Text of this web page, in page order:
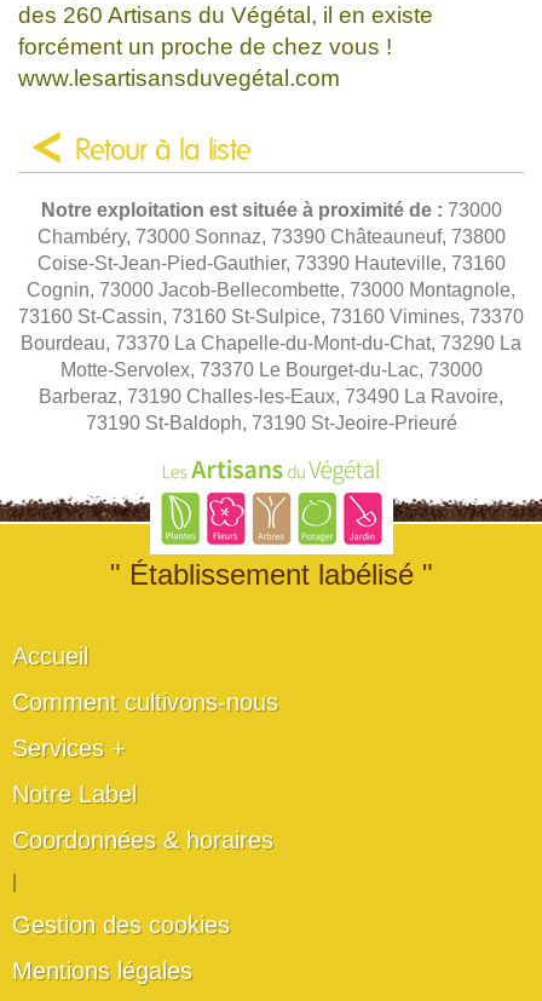
des 260 Artisans du Végétal, il en existe
forcément un proche de chez vous !
www.lesartisansduvegétal.com
Retour à la liste
Notre exploitation est située à proximité de : 73000
Chambéry, 73000 Sonnaz, 73390 Châteauneuf, 73800
Coise-St-Jean-Pied-Gauthier, 73390 Hauteville, 73160
Cognin, 73000 Jacob-Bellecombette, 73000 Montagnole,
73160 St-Cassin, 73160 St-Sulpice, 73160 Vimines, 73370
Bourdeau, 73370 La Chapelle-du-Mont-du-Chat, 73290 La
Motte-Servolex, 73370 Le Bourget-du-Lac, 73000
Barberaz, 73190 Challes-les-Eaux, 73490 La Ravoire,
73190 St-Baldoph, 73190 St-Jeoire-Prieuré
" Établissement labélisé "
Accueil
Comment cultivons-nous
Services +
Notre Label
Coordonnées & horaires
Gestion des cookies
Mentions légales